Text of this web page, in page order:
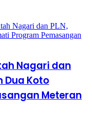
Nagari dan
Dua Koto
Meteran